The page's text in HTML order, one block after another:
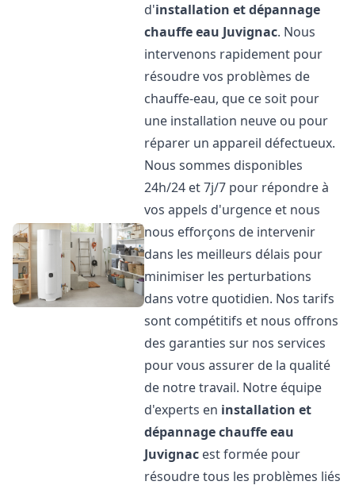
d'installation et dépannage
chauffe eau Juvignac. Nous
intervenons rapidement pour
résoudre vos problèmes de
chauffe-eau, que ce soit pour
une installation neuve ou pour
réparer un appareil défectueux.
Nous sommes disponibles
24h/24 et 7j/7 pour répondre à
vos appels d'urgence et nous
nous efforçons de intervenir
dans les meilleurs délais pour
minimiser les perturbations
dans votre quotidien. Nos tarifs
sont compétitifs et nous offrons
des garanties sur nos services
pour vous assurer de la qualité
de notre travail. Notre équipe
d'experts en installation et
dépannage chauffe eau
Juvignac est formée pour
résoudre tous les problèmes liés